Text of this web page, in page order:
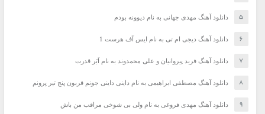
دانلود آهنگ مهدی جهانی به نام دیوونه بودم
دانلود آهنگ دیجی ام تی به نام ایس آف هرست 1
دانلود آهنگ فرید پیروانیان و علی محمدوند به نام اَبَر قدرت
دانلود آهنگ مصطفی ابراهیمی به نام داینی داینی جونم قربون پنج تیر پرونم
دانلود آهنگ مهدی فروغی به نام ولی بی شوخی مراقب من باش